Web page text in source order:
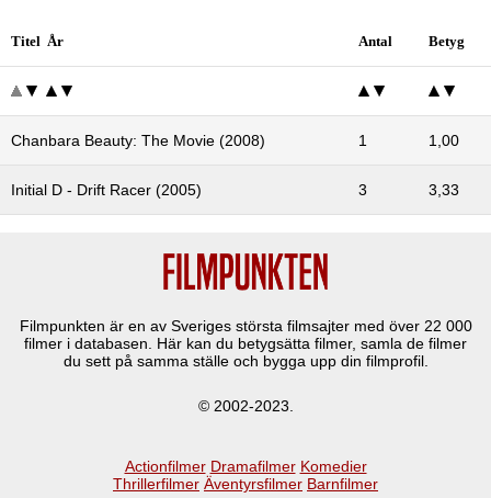
Titel År Antal Betyg
Chanbara Beauty: The Movie (2008) 1 1,00
Initial D - Drift Racer (2005) 3 3,33
Filmpunkten är en av Sveriges största filmsajter med över 22 000
filmer i databasen. Här kan du betygsätta filmer, samla de filmer
du sett på samma ställe och bygga upp din filmprofil.
© 2002-2023.
Actionfilmer Dramafilmer Komedier
Thrillerfilmer Äventyrsfilmer Barnfilmer